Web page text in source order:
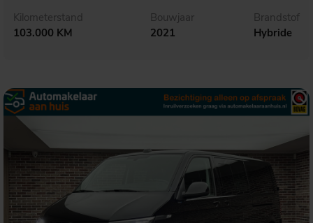
Kilometerstand
103.000 KM
Bouwjaar
2021
Brandstof
Hybride